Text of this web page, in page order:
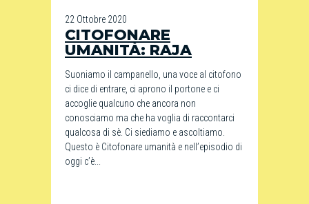
22 Ottobre 2020
CITOFONARE
UMANITÀ: RAJA
Suoniamo il campanello, una voce al citofono
ci dice di entrare, ci aprono il portone e ci
accoglie qualcuno che ancora non
conosciamo ma che ha voglia di raccontarci
qualcosa di sè. Ci siediamo e ascoltiamo.
Questo è Citofonare umanità e nell’episodio di
oggi c’è...